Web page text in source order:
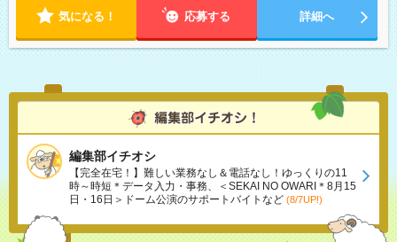
気になる！ 応募する 詳細へ
編集部イチオシ
【完全在宅！】難しい業務なし＆電話なし！ゆっくりの11
時～時短＊データ入力・事務、＜SEKAI NO OWARI＊8月15
日・16日＞ドーム公演のサポートバイトなど (8/7UP!)